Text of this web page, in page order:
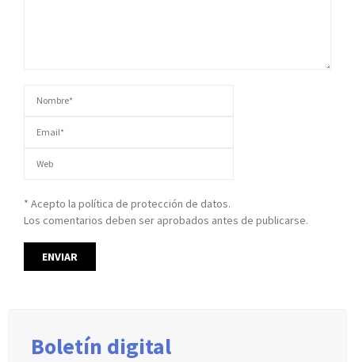
* Acepto la política de protección de datos.
Los comentarios deben ser aprobados antes de publicarse.
Boletín digital